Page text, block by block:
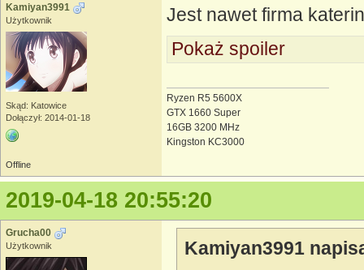
Kamiyan3991
Użytkownik
Skąd: Katowice
Dołączył: 2014-01-18
Jest nawet firma
Pokaż spoiler
Ryzen R5 5600X
GTX 1660 Super
16GB 3200 MHz
Kingston KC3000
Offline
2019-04-18 20:55:20
Grucha00
Użytkownik
Kamiyan3991